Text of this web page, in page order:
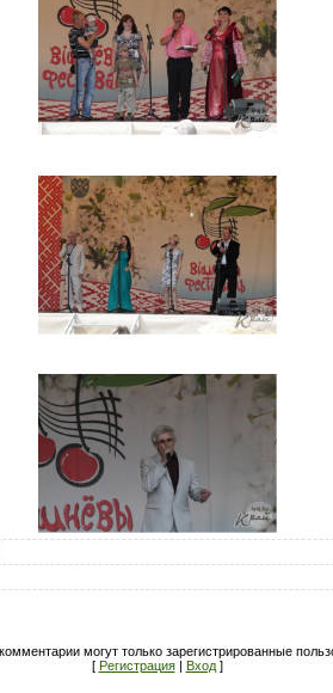
могут только зарегистрированные
[ Регистрация| Вход]